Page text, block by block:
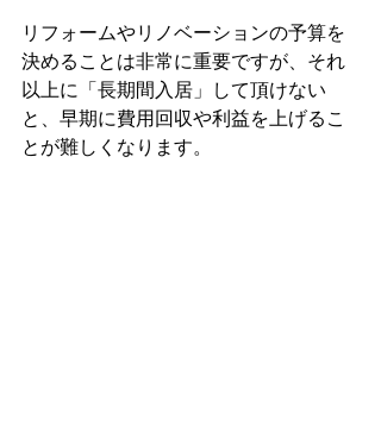
リフォームやリノベーションの予算を
決めることは非常に重要ですが、それ
以上に「長期間入居」して頂けない
と、早期に費用回収や利益を上げるこ
とが難しくなります。